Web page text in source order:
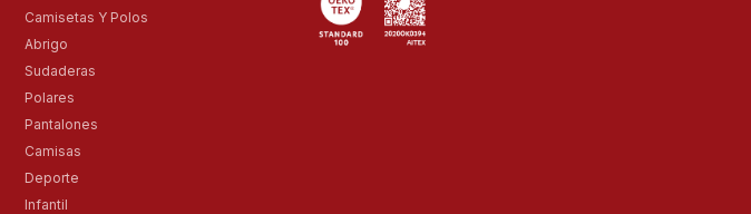
Camisetas Y Polos
Abrigo
Sudaderas
Polares
Pantalones
Camisas
Deporte
Infantil